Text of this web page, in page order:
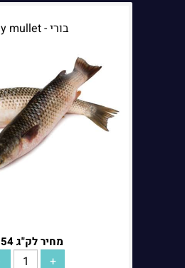
הערות נוספות:
בורי - Gray mullet
מחיר לק"ג 54